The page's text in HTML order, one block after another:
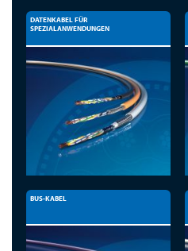
DATENKABEL FÜR
SPEZIALANWENDUNGEN
BUS-KABEL